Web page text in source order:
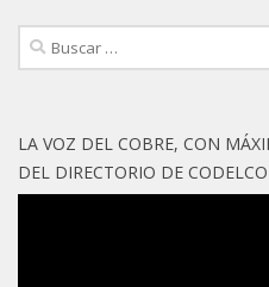
Buscar:
LA VOZ DEL COBRE, CON
DEL DIRECTORIO DE CODELCO